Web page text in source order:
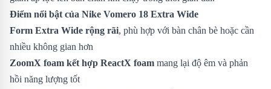
Điểm nổi bật của Nike Vomero 18 Extra Wide
Form Extra Wide rộng rãi, phù hợp với bàn chân bè hoặc cần
nhiều không gian hơn
ZoomX foam kết hợp ReactX foam mang lại độ êm và phản
hồi năng lượng tốt